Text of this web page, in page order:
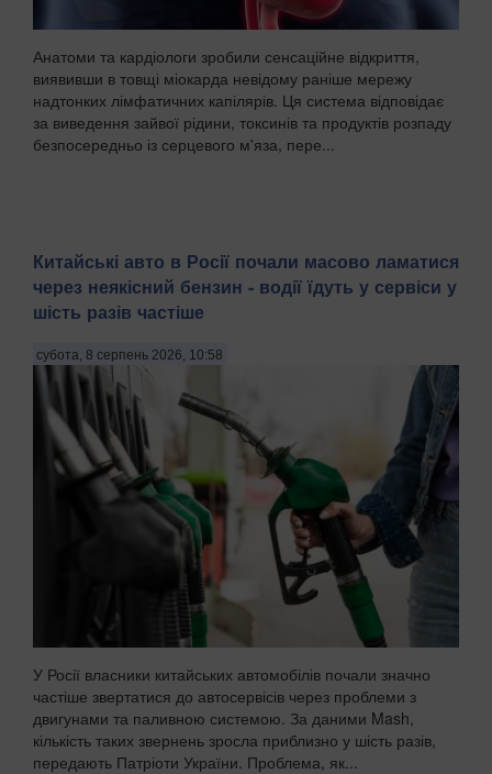
Анатоми та кардіологи зробили сенсаційне відкриття,
виявивши в товщі міокарда невідому раніше мережу
надтонких лімфатичних капілярів. Ця система відповідає
за виведення зайвої рідини, токсинів та продуктів розпаду
безпосередньо із серцевого м'яза, пере...
Китайські авто в Росії почали масово ламатися
через неякісний бензин - водії їдуть у сервіси у
шість разів частіше
субота, 8 серпень 2026, 10:58
У Росії власники китайських автомобілів почали значно
частіше звертатися до автосервісів через проблеми з
двигунами та паливною системою. За даними Mash,
кількість таких звернень зросла приблизно у шість разів,
передають Патріоти України. Проблема, як...